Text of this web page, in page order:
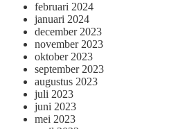
februari 2024
januari 2024
december 2023
november 2023
oktober 2023
september 2023
augustus 2023
juli 2023
juni 2023
mei 2023